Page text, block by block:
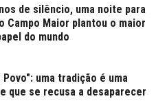
de silêncio, uma noite para
Campo Maior plantou o maior
do mundo
uma tradição é uma
que se recusa a desaparecer